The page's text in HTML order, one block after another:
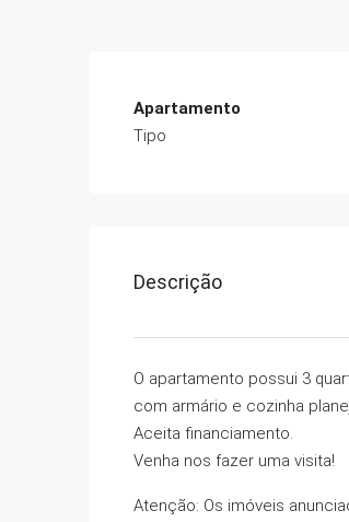
Apartamento
Tipo
Descrição
O apartamento possui 3
com armário e cozinha
Aceita financiamento.
Venha nos fazer uma visita!
Atenção: Os imóveis